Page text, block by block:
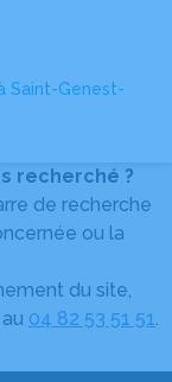
Saint-Genest-
recherché ?
de recherche
ou la
du site,
04 82 53 51 51.